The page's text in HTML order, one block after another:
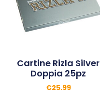
Cartine Rizla Silver
Doppia 25pz
€25.99